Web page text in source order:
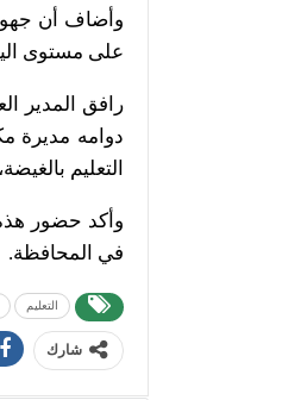
وأضاف أن جهود
على مستوى
رافق المدير
دوامه مديرة
التعليم
وأكد حضور
في المحافظة.
التعليم
شارك